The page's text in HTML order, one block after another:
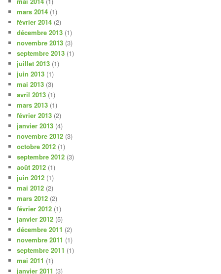
mars 2014 (1)
février 2014 (2)
décembre 2013 (1)
novembre 2013 (3)
septembre 2013 (1)
juillet 2013 (1)
juin 2013 (1)
mai 2013 (3)
avril 2013 (1)
mars 2013 (1)
février 2013 (2)
janvier 2013 (4)
novembre 2012 (3)
octobre 2012 (1)
septembre 2012 (3)
août 2012 (1)
juin 2012 (1)
mai 2012 (2)
mars 2012 (2)
février 2012 (1)
janvier 2012 (5)
décembre 2011 (2)
novembre 2011 (1)
septembre 2011 (1)
mai 2011 (1)
janvier 2011 (3)